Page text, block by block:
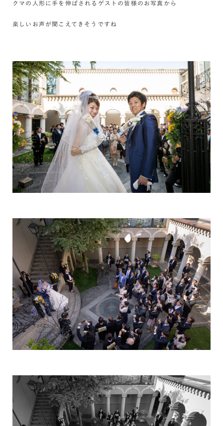
クマの人形に手を伸ばされるゲストの皆様のお写真から
楽しいお声が聞こえてきそうですね